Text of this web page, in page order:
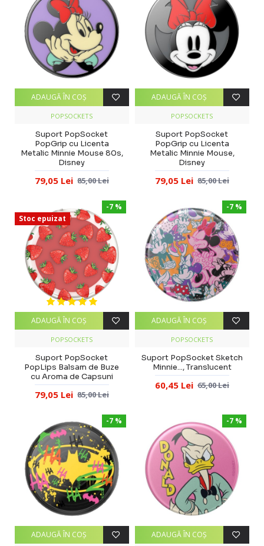
POPSOCKETS
Suport PopSocket
PopGrip cu Licenta
Metalic Minnie Mouse 80s,
Disney
79,05 Lei 85,00 Lei
ADAUGĂ ÎN COŞ
POPSOCKETS
Suport PopSocket
PopGrip cu Licenta
Metalic Minnie Mouse,
Disney
79,05 Lei 85,00 Lei
ADAUGĂ ÎN COŞ
-7 %
Stoc epuizat
POPSOCKETS
Suport PopSocket
PopLips Balsam de Buze
cu Aroma de Capsuni
79,05 Lei 85,00 Lei
ADAUGĂ ÎN COŞ
-7 %
POPSOCKETS
Suport PopSocket Sketch
Minnie..., Translucent
60,45 Lei 65,00 Lei
ADAUGĂ ÎN COŞ
-7 %
ADAUGĂ ÎN COŞ
-7 %
ADAUGĂ ÎN COŞ